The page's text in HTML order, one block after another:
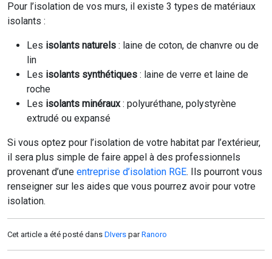
Pour l’isolation de vos murs, il existe 3 types de matériaux
isolants :
Les isolants naturels : laine de coton, de chanvre ou de
lin
Les isolants synthétiques : laine de verre et laine de
roche
Les isolants minéraux: polyuréthane, polystyrène
extrudé ou expansé
Si vous optez pour l’isolation de votre habitat par l’extérieur,
il sera plus simple de faire appel à des professionnels
provenant d’une entreprise d’isolation RGE. Ils pourront vous
renseigner sur les aides que vous pourrez avoir pour votre
isolation.
Cet article a été posté dans DIvers parRanoro